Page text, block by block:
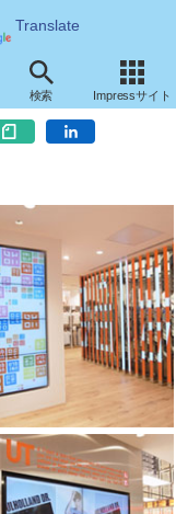
Translate
検索 Impressサイト
デジタルサイネージ